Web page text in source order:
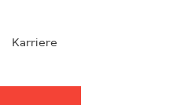
Karriere